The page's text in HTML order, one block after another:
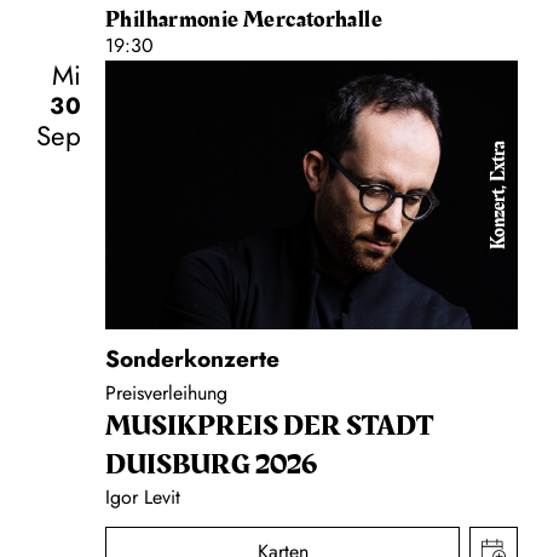
Philharmonie Mercatorhalle
19:30
Mi
30
Sep
Konzert, Extra
Sonderkonzerte
Preisverleihung
MUSIK­PREIS DER STADT
DUISBURG 2026
Igor Levit
Karten